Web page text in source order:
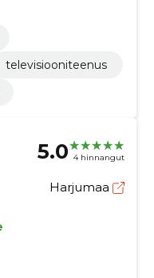
televisiooniteenus
5.0 4 hinnangut
Harjumaa